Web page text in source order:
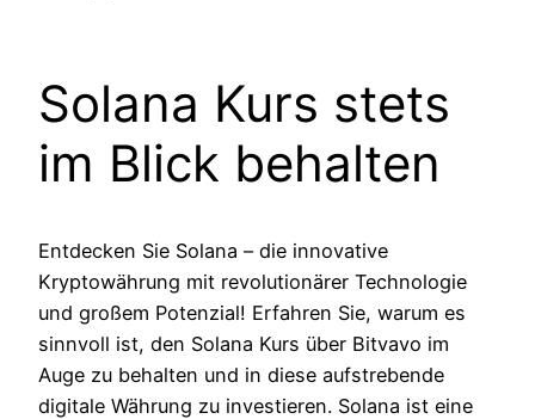
Solana Kurs stets
im Blick behalten
Entdecken Sie Solana – die innovative
Kryptowährung mit revolutionärer Technologie
und großem Potenzial! Erfahren Sie, warum es
sinnvoll ist, den Solana Kurs über Bitvavo im
Auge zu behalten und in diese aufstrebende
digitale Währung zu investieren. Solana ist eine